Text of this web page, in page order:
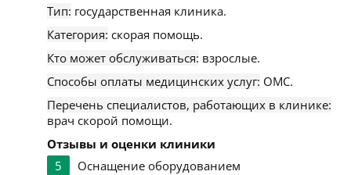
Тип: государственная клиника.
Категория: скорая помощь.
Кто может обслуживаться: взрослые.
Способы оплаты медицинских услуг: ОМС.
Перечень специалистов, работающих в клинике:
врач скорой помощи.
Отзывы и оценки клиники
5
Оснащение оборудованием